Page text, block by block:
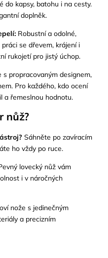
do kapsy, batohu i na cesty.
doplněk.
Robustní a odolné,
se dřevem, krájení i
rukojetí pro jistý úchop.
s propracovaným designem,
Pro každého, kdo ocení
a řemeslnou hodnotu.
nůž?
Sáhněte po zavíracím
ho vždy po ruce.
lovecký nůž vám
i v náročných
nože s jedinečným
a precizním